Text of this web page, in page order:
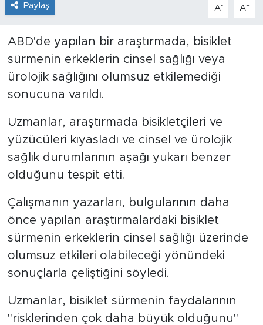
Paylaş A- A+
ABD'de yapılan bir araştırmada, bisiklet
sürmenin erkeklerin cinsel sağlığı veya
ürolojik sağlığını olumsuz etkilemediği
sonucuna varıldı.
Uzmanlar, araştırmada bisikletçileri ve
yüzücüleri kıyasladı ve cinsel ve ürolojik
sağlık durumlarının aşağı yukarı benzer
olduğunu tespit etti.
Çalışmanın yazarları, bulgularının daha
önce yapılan araştırmalardaki bisiklet
sürmenin erkeklerin cinsel sağlığı üzerinde
olumsuz etkileri olabileceği yönündeki
sonuçlarla çeliştiğini söyledi.
Uzmanlar, bisiklet sürmenin faydalarının
"risklerinden çok daha büyük olduğunu"